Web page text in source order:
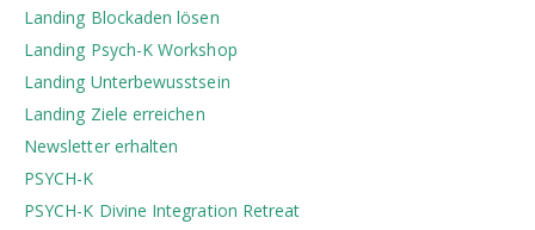
Landing Blockaden lösen
Landing Psych-K Workshop
Landing Unterbewusstsein
Landing Ziele erreichen
Newsletter erhalten
PSYCH-K
PSYCH-K Divine Integration Retreat